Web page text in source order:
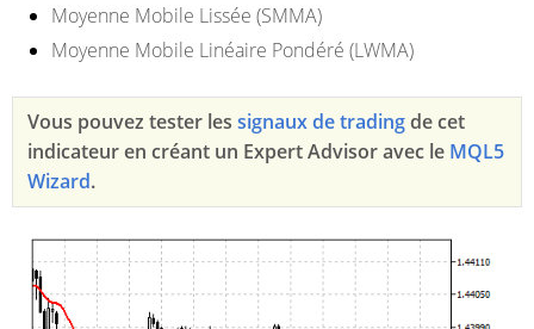
Moyenne Mobile Lissée (SMMA)
Moyenne Mobile Linéaire Pondéré (LWMA)
Vous pouvez tester les signaux de tradingde cet
indicateur en créant un Expert Advisor avec le MQL5
Wizard.